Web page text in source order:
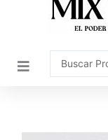
Search
...